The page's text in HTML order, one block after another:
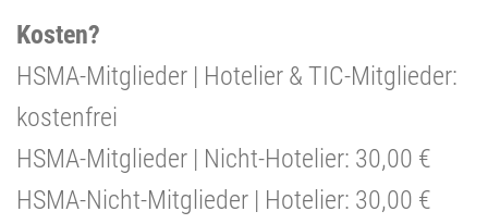
Kosten?
HSMA-Mitglieder | Hotelier & TIC-Mitglieder:
kostenfrei
HSMA-Mitglieder | Nicht-Hotelier: 30,00 €
HSMA-Nicht-Mitglieder | Hotelier: 30,00 €